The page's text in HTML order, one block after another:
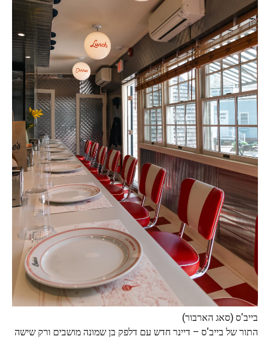
בייב'ס (סאג הארבור)
התור של בייב'ס – דיינר חדש עם דלפק בן שמונה מושבים ורק שישה